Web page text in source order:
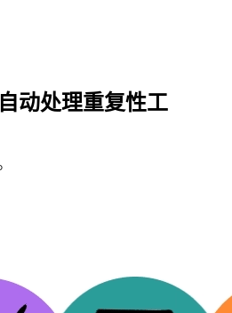
动处理重复性工